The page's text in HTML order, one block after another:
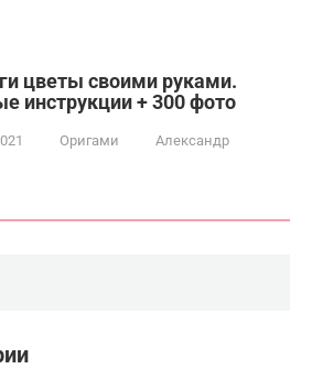
цветы своими руками.
инструкции + 300 фото
Оригами
Александр